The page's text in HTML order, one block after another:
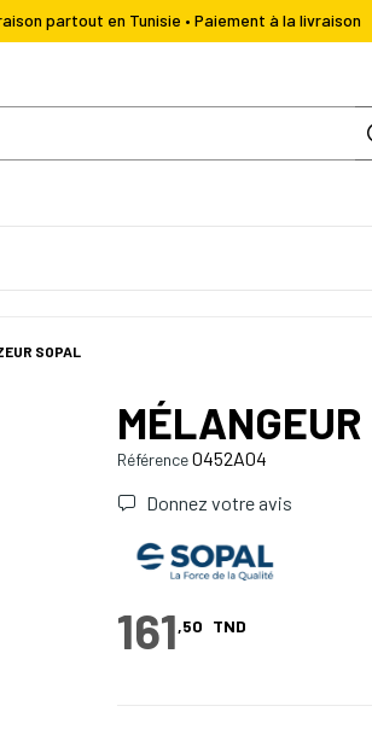
partout en Tunisie • Paiement à la livraison
SOPAL
Référence0452A04
Donnez votre avis
161,50 TND